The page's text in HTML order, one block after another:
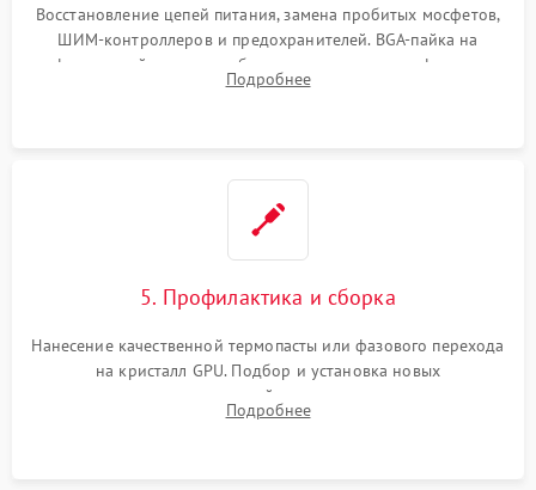
Восстановление цепей питания, замена пробитых мосфетов,
ШИМ-контроллеров и предохранителей. BGA-пайка на
инфракрасной станции реболлинг или замена графического
чипа и дефектной памяти GDDR. Прошивка BIOS
Подробнее
5. Профилактика и сборка
Нанесение качественной термопасты или фазового перехода
на кристалл GPU. Подбор и установка новых
термопрокладок правильной толщины на память и цепи
питания. Монтаж радиатора и бэкплейта, подключение и
Подробнее